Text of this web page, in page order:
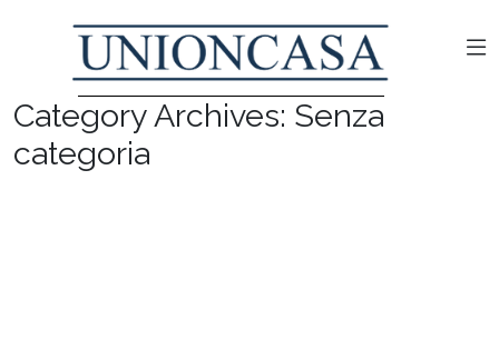
Category Archives: Senza
categoria